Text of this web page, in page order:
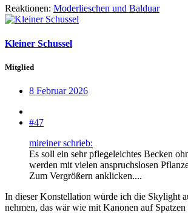
Reaktionen: Moderlieschen und Balduar
Kleiner Schussel
Mitglied
8 Februar 2026
#47
mireiner schrieb:
Es soll ein sehr pflegeleichtes Becken
werden mit vielen anspruchslosen
Zum Vergrößern anklicken....
In dieser Konstellation würde ich die Skylight
nehmen, das wär wie mit Kanonen auf Spatzen